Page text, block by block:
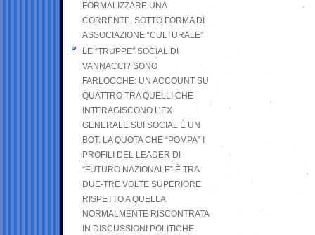
FORMALIZZARE UNA
CORRENTE, SOTTO FORMA DI
ASSOCIAZIONE “CULTURALE”
LE “TRUPPE” SOCIAL DI
VANNACCI? SONO
FARLOCCHE: UN ACCOUNT SU
QUATTRO TRA QUELLI CHE
INTERAGISCONO L’EX
GENERALE SUI SOCIAL È UN
BOT. LA QUOTA CHE “POMPA” I
PROFILI DEL LEADER DI
“FUTURO NAZIONALE” È TRA
DUE-TRE VOLTE SUPERIORE
RISPETTO A QUELLA
NORMALMENTE RISCONTRATA
IN DISCUSSIONI POLITICHE